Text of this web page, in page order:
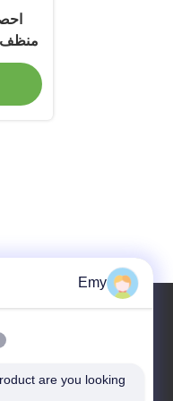
منظف
Emy
are you looking